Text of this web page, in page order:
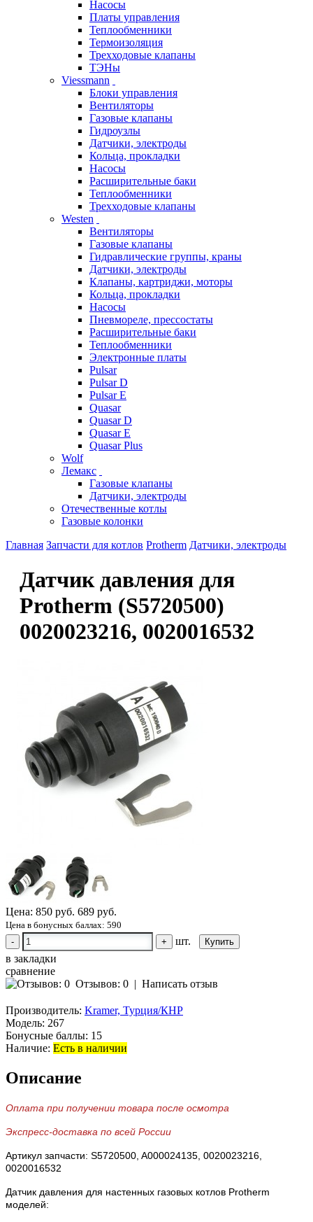
Насосы
Платы управления
Теплообменники
Термоизоляция
Трехходовые клапаны
ТЭНы
Viessmann
Блоки управления
Вентиляторы
Газовые клапаны
Гидроузлы
Датчики, электроды
Кольца, прокладки
Насосы
Расширительные баки
Теплообменники
Трехходовые клапаны
Westen
Вентиляторы
Газовые клапаны
Гидравлические группы, краны
Датчики, электроды
Клапаны, картриджи, моторы
Кольца, прокладки
Насосы
Пневмореле, прессостаты
Расширительные баки
Теплообменники
Электронные платы
Pulsar
Pulsar D
Pulsar E
Quasar
Quasar D
Quasar E
Quasar Plus
Wolf
Лемакс
Газовые клапаны
Датчики, электроды
Отечественные котлы
Газовые колонки
Главная Запчасти для котлов Protherm Датчики, электроды
Датчик давления для
Protherm (S5720500)
0020023216, 0020016532
Цена: 850 руб. 689 руб.
Цена в бонусных баллах: 590
-
+
шт.
в закладки
сравнение
Отзывов: 0 | Написать отзыв
Производитель: Kramer, Турция/КНР
Модель: 267
Бонусные баллы: 15
Наличие: Есть в наличии
Описание
Оплата при получении товара после осмотра
Экспресс-доставка по всей России
Артикул запчасти: S5720500, A000024135, 0020023216,
0020016532
Датчик давления для настенных газовых котлов Protherm
моделей: